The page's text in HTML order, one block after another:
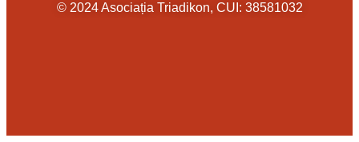
© 2024 Asociația Triadikon, CUI: 38581032